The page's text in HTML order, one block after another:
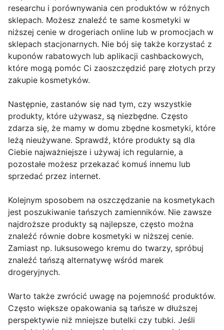
researchu i porównywania cen produktów w różnych
sklepach. Możesz znaleźć te same kosmetyki w
niższej cenie w drogeriach online lub w promocjach w
sklepach stacjonarnych. Nie bój się także korzystać z
kuponów rabatowych lub aplikacji cashbackowych,
które mogą pomóc Ci zaoszczędzić parę złotych przy
zakupie kosmetyków.
Następnie, zastanów się nad tym, czy wszystkie
produkty, które używasz, są niezbędne. Często
zdarza się, że mamy w domu zbędne kosmetyki, które
leżą nieużywane. Sprawdź, które produkty są dla
Ciebie najważniejsze i używaj ich regularnie, a
pozostałe możesz przekazać komuś innemu lub
sprzedać przez internet.
Kolejnym sposobem na oszczędzanie na kosmetykach
jest poszukiwanie tańszych zamienników. Nie zawsze
najdroższe produkty są najlepsze, często można
znaleźć równie dobre kosmetyki w niższej cenie.
Zamiast np. luksusowego kremu do twarzy, spróbuj
znaleźć tańszą alternatywę wśród marek
drogeryjnych.
Warto także zwrócić uwagę na pojemność produktów.
Często większe opakowania są tańsze w dłuższej
perspektywie niż mniejsze butelki czy tubki. Jeśli